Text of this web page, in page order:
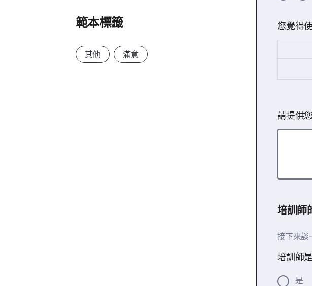
範本標籤
其他 滿意
您覺得
請提供
培訓師
接下來談
培訓師
是